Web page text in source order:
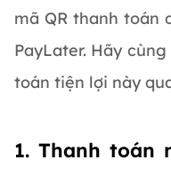
mã QR thanh toán
PayLater. Hãy
toán tiện lợi này
1. Thanh toán